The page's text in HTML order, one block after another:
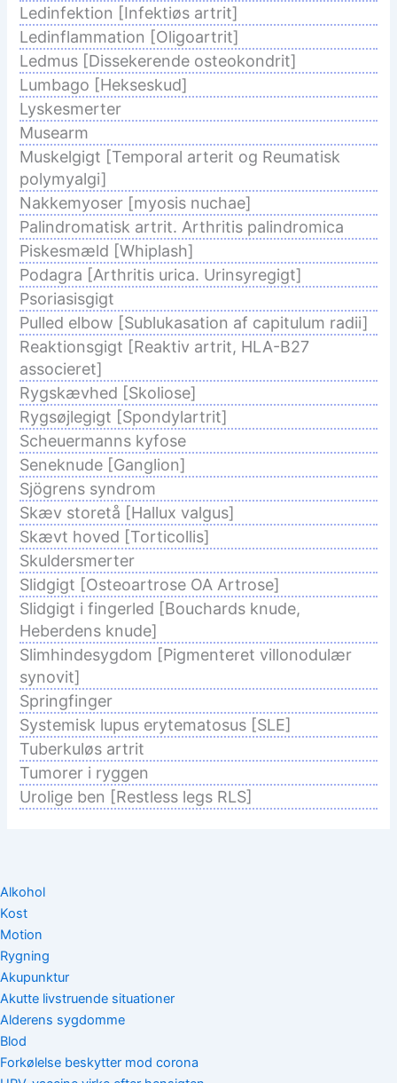
Ledinfektion [Infektiøs artrit]
Ledinflammation [Oligoartrit]
Ledmus [Dissekerende osteokondrit]
Lumbago [Hekseskud]
Lyskesmerter
Musearm
Muskelgigt [Temporal arterit og Reumatisk
polymyalgi]
Nakkemyoser [myosis nuchae]
Palindromatisk artrit. Arthritis palindromica
Piskesmæld [Whiplash]
Podagra [Arthritis urica. Urinsyregigt]
Psoriasisgigt
Pulled elbow [Sublukasation af capitulum radii]
Reaktionsgigt [Reaktiv artrit, HLA-B27
associeret]
Rygskævhed [Skoliose]
Rygsøjlegigt [Spondylartrit]
Scheuermanns kyfose
Seneknude [Ganglion]
Sjögrens syndrom
Skæv storetå [Hallux valgus]
Skævt hoved [Torticollis]
Skuldersmerter
Slidgigt [Osteoartrose OA Artrose]
Slidgigt i fingerled [Bouchards knude,
Heberdens knude]
Slimhindesygdom [Pigmenteret villonodulær
synovit]
Springfinger
Systemisk lupus erytematosus [SLE]
Tuberkuløs artrit
Tumorer i ryggen
Urolige ben [Restless legs RLS]
Alkohol
Kost
Motion
Rygning
Akupunktur
Akutte livstruende situationer
Alderens sygdomme
Blod
Forkølelse beskytter mod corona